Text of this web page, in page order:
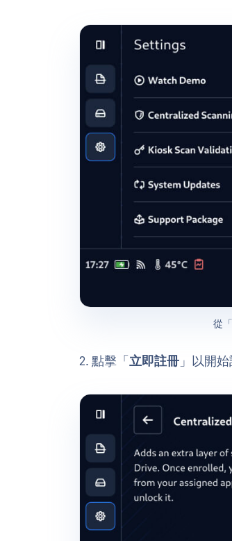
從
2. 點擊「 立即註冊 」以開始